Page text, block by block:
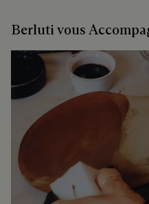
Berluti vous